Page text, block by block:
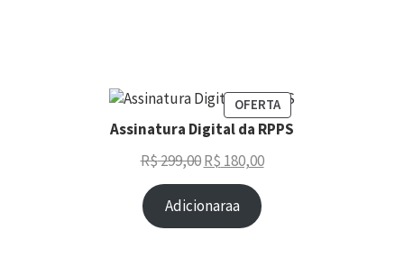
OFERTA
Assinatura Digital da RPPS
R$299,00 R$ 180,00
Adicionaraa